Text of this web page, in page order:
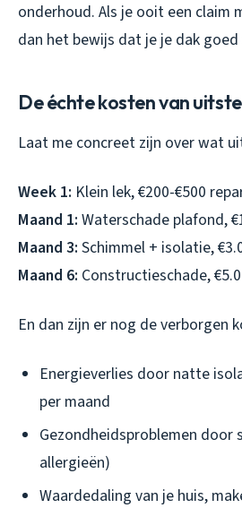
onderhoud. Als je ooit een claim
dan het bewijs dat je je dak
De échte kosten van
Laat me concreet zijn over wat
Week 1: Klein lek, €200-€500
Maand 1: Waterschade plafond,
Maand 3: Schimmel + isolatie,
Maand 6: Constructieschade,
En dan zijn er nog de verborgen
Energieverlies door natte
per maand
Gezondheidsproblemen door
allergieën)
Waardedaling van je huis,